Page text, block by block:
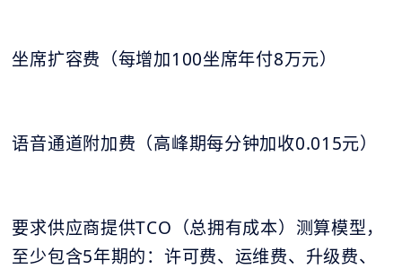
坐席扩容费（每增加100坐席年付8万元）
语音通道附加费（高峰期每分钟加收0.015元）
要求供应商提供TCO（总拥有成本）测算模型，
至少包含5年期的：许可费、运维费、升级费、